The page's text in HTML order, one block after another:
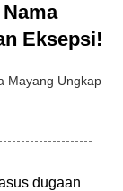
Eksepsi!
dugaan